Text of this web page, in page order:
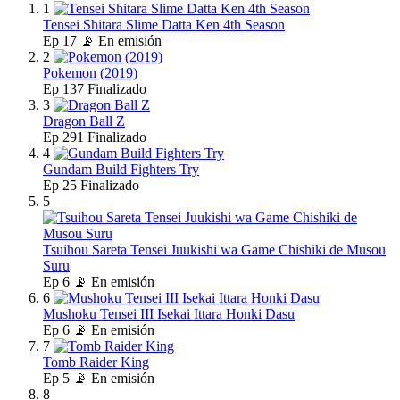
1
Tensei Shitara Slime Datta Ken 4th Season
Ep 17 📡 En emisión
2
Pokemon (2019)
Ep 137 Finalizado
3
Dragon Ball Z
Ep 291 Finalizado
4
Gundam Build Fighters Try
Ep 25 Finalizado
5
Tsuihou Sareta Tensei Juukishi wa Game Chishiki de Musou
Suru
Ep 6 📡 En emisión
6
Mushoku Tensei III Isekai Ittara Honki Dasu
Ep 6 📡 En emisión
7
Tomb Raider King
Ep 5 📡 En emisión
8